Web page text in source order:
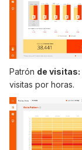
Patrón de visitas:
visitas por horas.